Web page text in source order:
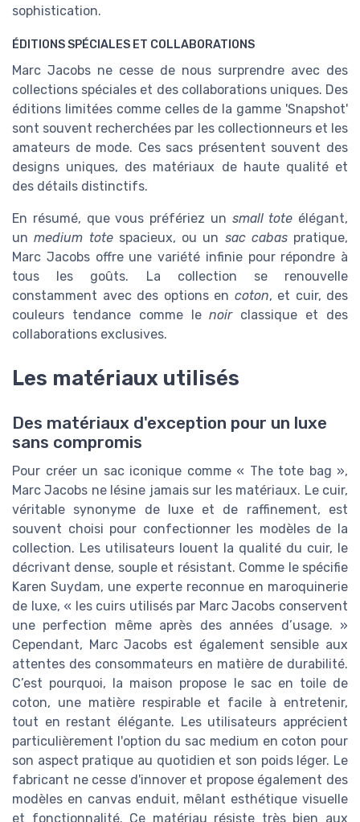
sophistication.
ÉDITIONS SPÉCIALES ET COLLABORATIONS
Marc Jacobs ne cesse de nous surprendre avec des
collections spéciales et des collaborations uniques. Des
éditions limitées comme celles de la gamme 'Snapshot'
sont souvent recherchées par les collectionneurs et les
amateurs de mode. Ces sacs présentent souvent des
designs uniques, des matériaux de haute qualité et
des détails distinctifs.
En résumé, que vous préfériez un small tote élégant,
unmedium totespacieux, ou un sac cabaspratique,
Marc Jacobs offre une variété infinie pour répondre à
tous les goûts. La collection se renouvelle
constamment avec des options en coton, et cuir, des
couleurs tendance comme lenoirclassique et des
collaborations exclusives.
Les matériaux utilisés
Des matériaux d'exception pour un luxe
sans compromis
Pour créer un sac iconique comme « The tote bag »,
Marc Jacobs ne lésine jamais sur les matériaux. Le cuir,
véritable synonyme de luxe et de raffinement, est
souvent choisi pour confectionner les modèles de la
collection. Les utilisateurs louent la qualité du cuir, le
décrivant dense, souple et résistant. Comme le spécifie
Karen Suydam, une experte reconnue en maroquinerie
de luxe, « les cuirs utilisés par Marc Jacobs conservent
une perfection même après des années d’usage. »
Cependant, Marc Jacobs est également sensible aux
attentes des consommateurs en matière de durabilité.
C’est pourquoi, la maison propose le sac en toile de
coton, une matière respirable et facile à entretenir,
tout en restant élégante. Les utilisateurs apprécient
particulièrement l'option du sac medium en coton pour
son aspect pratique au quotidien et son poids léger. Le
fabricant ne cesse d'innover et propose également des
modèles en canvas enduit, mêlant esthétique visuelle
et fonctionnalité. Ce matériau résiste très bien aux